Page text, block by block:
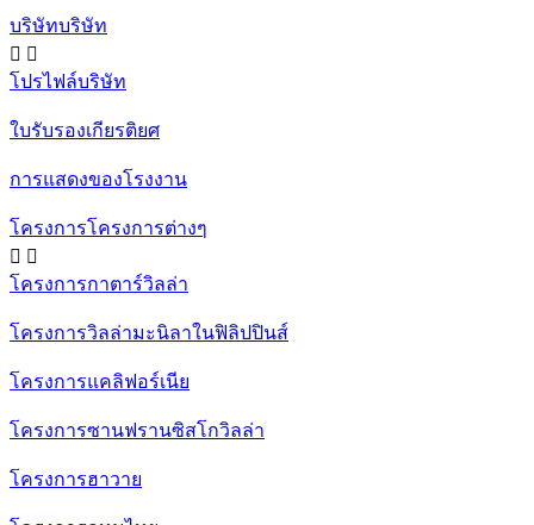
บริษัทบริษัท
 
โปรไฟล์บริษัท
ใบรับรองเกียรติยศ
การแสดงของโรงงาน
โครงการโครงการต่างๆ
 
โครงการกาตาร์วิลล่า
โครงการวิลล่ามะนิลาในฟิลิปปินส์
โครงการแคลิฟอร์เนีย
โครงการซานฟรานซิสโกวิลล่า
โครงการฮาวาย